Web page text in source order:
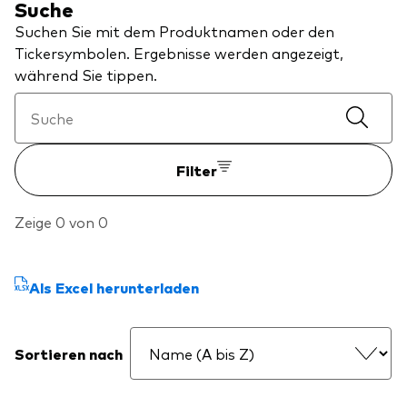
Fonds nach Typ
Erfahren Sie mehr über unsere
Marktausblick 2026
Die Vanguard Beratungsstudie 2026
Über Vanguard
Suche
Suchen Sie mit dem Produktnamen oder den
Tickersymbolen. Ergebnisse werden angezeigt,
während Sie tippen.
Filter
Zeige 0 von 0
Als Excel herunterladen
Sortieren nach